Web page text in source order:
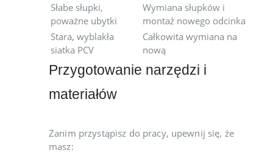
Słabe słupki,
poważne ubytki
Wymiana słupków i
montaż nowego odcinka
Stara, wyblakła
siatka PCV
Całkowita wymiana na
nową
Przygotowanie narzędzi i
materiałów
Zanim przystąpisz do pracy, upewnij się, że
masz: